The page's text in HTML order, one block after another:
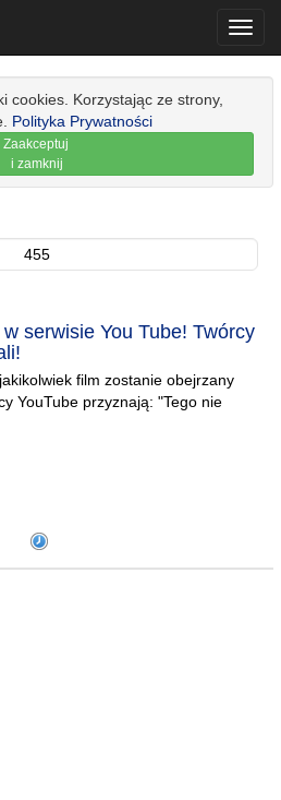
cookies. Korzystając ze strony,
Polityka Prywatności
Zaakceptuj
i zamknij
455
serwisie You Tube! Twórcy
film zostanie obejrzany
YouTube przyznają: "Tego nie